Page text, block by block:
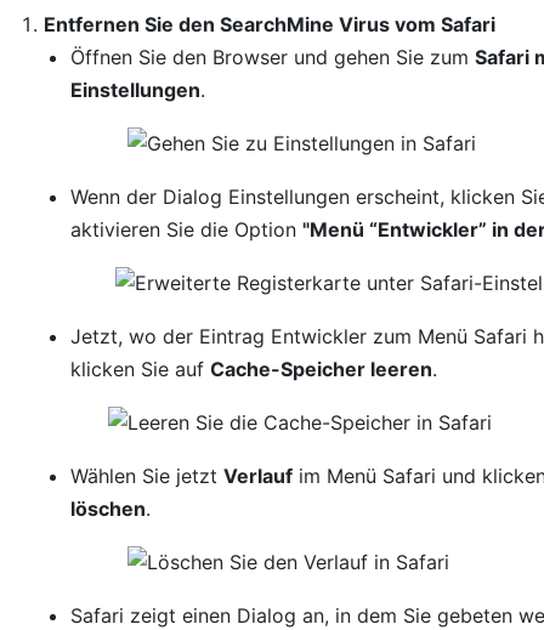
Entfernen Sie den SearchMine Virus vom Safari
Öffnen Sie den Browser und gehen Sie zum Safari
Einstellungen.
Wenn der Dialog Einstellungen erscheint, klicken
aktivieren Sie die Option "Menü “Entwickler” in
Jetzt, wo der Eintrag Entwickler zum Menü Safari
klicken Sie auf Cache-Speicher leeren.
Wählen Sie jetzt Verlaufim Menü Safari und
löschen.
Safari zeigt einen Dialog an, in dem Sie gebeten